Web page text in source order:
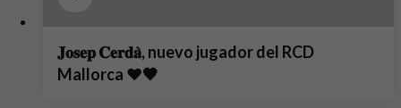
𝐉𝐨𝐬𝐞𝐩 𝐂𝐞𝐫𝐝𝐚̀, nuevo jugador del RCD
Mallorca ❤️🖤